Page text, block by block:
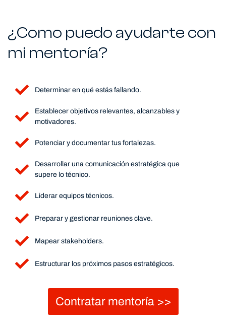
¿Como puedo ayudarte con
mi mentoría?
Determinar en qué estás fallando.
Establecer objetivos relevantes, alcanzables y
motivadores.
Potenciar y documentar tus fortalezas.
Desarrollar una comunicación estratégica que
supere lo técnico.
Liderar equipos técnicos.
Preparar y gestionar reuniones clave.
Mapear stakeholders.
Estructurar los próximos pasos estratégicos.
Contratar mentoría >>